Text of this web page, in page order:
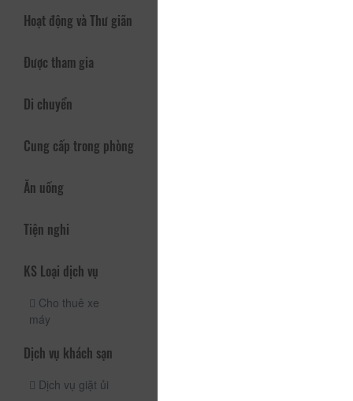
Hoạt động và Thư giãn
Được tham gia
Di chuyển
Cung cấp trong phòng
Ăn uống
Tiện nghi
KS Loại dịch vụ
Cho thuê xe
máy
Dịch vụ khách sạn
Dịch vụ giặt ủi